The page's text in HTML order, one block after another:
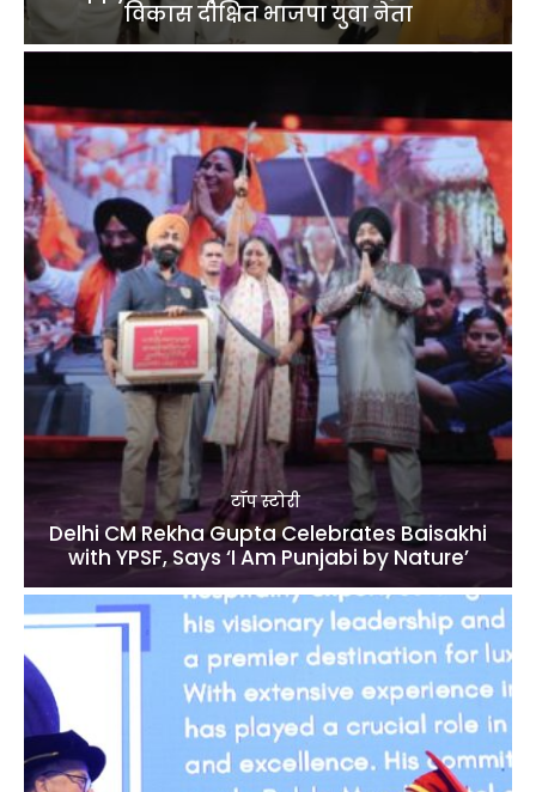
विकास दीक्षित भाजपा युवा नेता
टॉप स्टोरी
Delhi CM Rekha Gupta Celebrates Baisakhi
with YPSF, Says ‘I Am Punjabi by Nature’